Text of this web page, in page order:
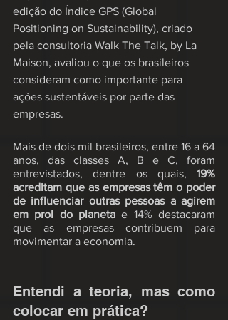
edição do Índice GPS (Global
Positioning on Sustainability), criado
pela consultoria Walk The Talk, by La
Maison, avaliou o que os brasileiros
consideram como importante para
ações sustentáveis por parte das
empresas.
Mais de dois mil brasileiros, entre 16 a 64
anos, das classes A, B e C, foram
entrevistados, dentre os quais, 19%
acreditam que as empresas têm o poder
de influenciar outras pessoas a agirem
em prol do planeta e 14% destacaram
que as empresas contribuem para
movimentar a economia.
Entendi a teoria, mas como
colocar em prática?